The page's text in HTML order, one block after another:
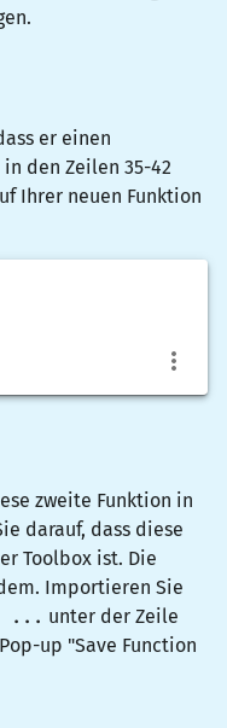
er einen
den Zeilen 35-42
Ihrer neuen Funktion
zweite Funktion in
darauf, dass diese
Toolbox ist. Die
Importieren Sie
... unter der Zeile
Pop-up "Save Function